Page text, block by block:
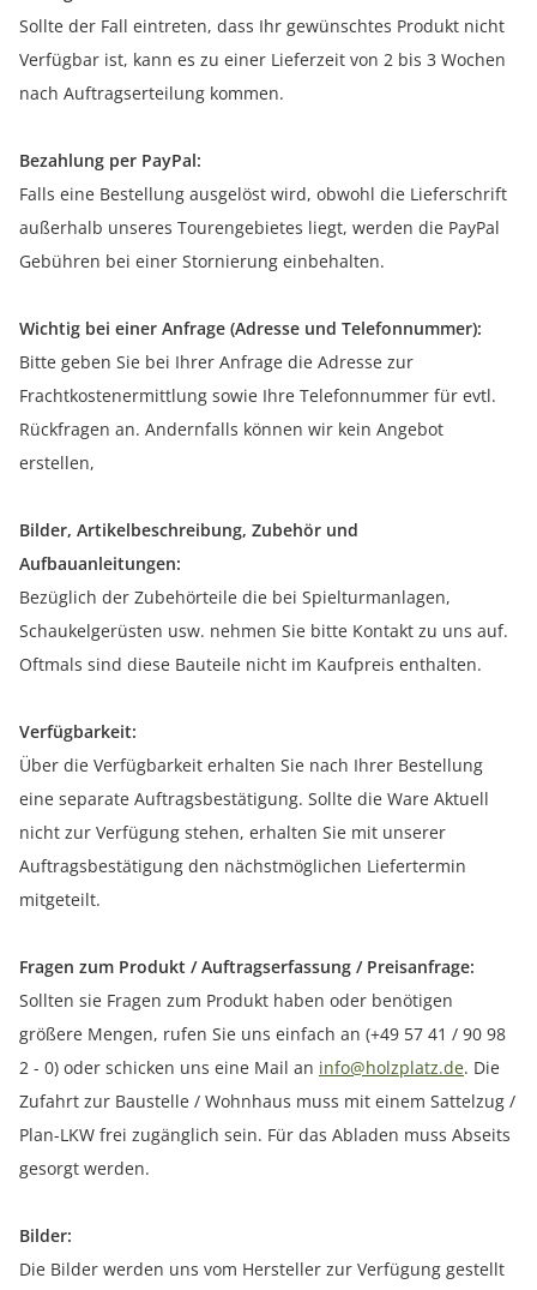
Sollte der Fall eintreten, dass Ihr gewünschtes Produkt nicht
Verfügbar ist, kann es zu einer Lieferzeit von 2 bis 3 Wochen
nach Auftragserteilung kommen.
Bezahlung per PayPal:
Falls eine Bestellung ausgelöst wird, obwohl die Lieferschrift
außerhalb unseres Tourengebietes liegt, werden die PayPal
Gebühren bei einer Stornierung einbehalten.
Wichtig bei einer Anfrage (Adresse und Telefonnummer):
Bitte geben Sie bei Ihrer Anfrage die Adresse zur
Frachtkostenermittlung sowie Ihre Telefonnummer für evtl.
Rückfragen an. Andernfalls können wir kein Angebot
erstellen,
Bilder, Artikelbeschreibung, Zubehör und
Aufbauanleitungen:
Bezüglich der Zubehörteile die bei Spielturmanlagen,
Schaukelgerüsten usw. nehmen Sie bitte Kontakt zu uns auf.
Oftmals sind diese Bauteile nicht im Kaufpreis enthalten.
Verfügbarkeit:
Über die Verfügbarkeit erhalten Sie nach Ihrer Bestellung
eine separate Auftragsbestätigung. Sollte die Ware Aktuell
nicht zur Verfügung stehen, erhalten Sie mit unserer
Auftragsbestätigung den nächstmöglichen Liefertermin
mitgeteilt.
Fragen zum Produkt / Auftragserfassung / Preisanfrage:
Sollten sie Fragen zum Produkt haben oder benötigen
größere Mengen, rufen Sie uns einfach an (+49 57 41 / 90 98
2 - 0) oder schicken uns eine Mail an info@holzplatz.de. Die
Zufahrt zur Baustelle / Wohnhaus muss mit einem Sattelzug /
Plan-LKW frei zugänglich sein. Für das Abladen muss Abseits
gesorgt werden.
Bilder:
Die Bilder werden uns vom Hersteller zur Verfügung gestellt